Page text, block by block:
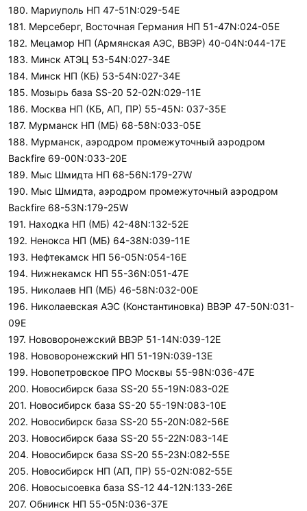
180. Мариуполь НП 47-51N:029-54E
181. Мерсеберг, Восточная Германия НП 51-47N:024-05E
182. Мецамор НП (Армянская АЭС, ВВЭР) 40-04N:044-17E
183. Минск АТЭЦ 53-54N:027-34E
184. Минск НП (КБ) 53-54N:027-34E
185. Мозырь база SS-20 52-02N:029-11E
186. Москва НП (КБ, АП, ПР) 55-45N: 037-35E
187. Мурманск НП (МБ) 68-58N:033-05E
188. Мурманск, аэродром промежуточный аэродром
Backfire 69-00N:033-20E
189. Мыс Шмидта НП 68-56N:179-27W
190. Мыс Шмидта, аэродром промежуточный аэродром
Backfire 68-53N:179-25W
191. Находка НП (МБ) 42-48N:132-52E
192. Ненокса НП (МБ) 64-38N:039-11E
193. Нефтекамск НП 56-05N:054-16E
194. Нижнекамск НП 55-36N:051-47E
195. Николаев НП (МБ) 46-58N:032-00E
196. Николаевская АЭС (Константиновка) ВВЭР 47-50N:031-
09E
197. Нововоронежский ВВЭР 51-14N:039-12E
198. Нововоронежский НП 51-19N:039-13E
199. Новопетровское ПРО Москвы 55-98N:036-47E
200. Новосибирск база SS-20 55-19N:083-02E
201. Новосибирск база SS-20 55-19N:083-10E
202. Новосибирск база SS-20 55-20N:082-56E
203. Новосибирск база SS-20 55-22N:083-14E
204. Новосибирск база SS-20 55-23N:082-55E
205. Новосибирск НП (АП, ПР) 55-02N:082-55E
206. Новосысоевка база SS-12 44-12N:133-26E
207. Обнинск НП 55-05N:036-37E